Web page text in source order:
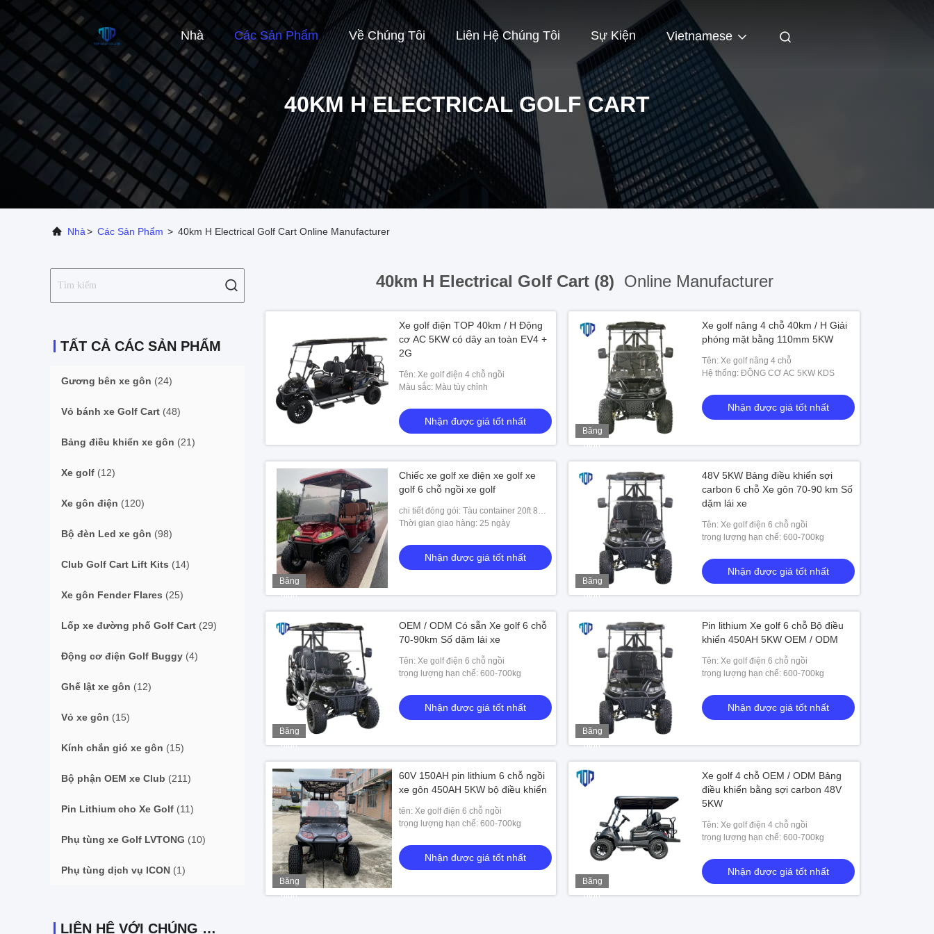
Nhà Các Sản Phẩm Về Chúng Tôi Liên Hệ Chúng Tôi Sự Kiện Vietnamese
40KM H ELECTRICAL GOLF CART
Nhà> Các Sản Phẩm > 40km H Electrical Golf Cart Online Manufacturer
TẤT CẢ CÁC SẢN PHẨM
Gương bên xe gôn (24)
Vỏ bánh xe Golf Cart (48)
Bảng điều khiển xe gôn (21)
Xe golf (12)
Xe gôn điện (120)
Bộ đèn Led xe gôn (98)
Club Golf Cart Lift Kits (14)
Xe gôn Fender Flares (25)
Lốp xe đường phố Golf Cart (29)
Động cơ điện Golf Buggy (4)
Ghế lật xe gôn (12)
Vỏ xe gôn (15)
Kính chắn gió xe gôn (15)
Bộ phận OEM xe Club (211)
Pin Lithium cho Xe Golf (11)
Phụ tùng xe Golf LVTONG (10)
Phụ tùng dịch vụ ICON (1)
LIÊN HỆ VỚI CHÚNG TÔI
40km H Electrical Golf Cart (8) Online Manufacturer
Xe golf điện TOP 40km / H Động
cơ AC 5KW có dây an toàn EV4 +
2G
Tên: Xe golf điện 4 chỗ ngồi
Màu sắc: Màu tùy chỉnh
Nhận được giá tốt nhất
Băng
hình
Xe golf nâng 4 chỗ 40km / H Giải
phóng mặt bằng 110mm 5KW
Tên: Xe golf nâng 4 chỗ
Hệ thống: ĐỘNG CƠ AC 5KW KDS
Nhận được giá tốt nhất
Băng
hình
Chiếc xe golf xe điện xe golf xe
golf 6 chỗ ngồi xe golf
chi tiết đóng gói: Tàu container 20ft 8
chiếc;40HQ:21 chiếc
Thời gian giao hàng: 25 ngày
Nhận được giá tốt nhất
Băng
hình
48V 5KW Bảng điều khiển sợi
carbon 6 chỗ Xe gôn 70-90 km Số
dặm lái xe
Tên: Xe golf điện 6 chỗ ngồi
trọng lượng hạn chế: 600-700kg
Nhận được giá tốt nhất
Băng
hình
OEM / ODM Có sẵn Xe golf 6 chỗ
70-90km Số dặm lái xe
Tên: Xe golf điện 6 chỗ ngồi
trọng lượng hạn chế: 600-700kg
Nhận được giá tốt nhất
Băng
hình
Pin lithium Xe golf 6 chỗ Bộ điều
khiển 450AH 5KW OEM / ODM
Tên: Xe golf điện 6 chỗ ngồi
trọng lượng hạn chế: 600-700kg
Nhận được giá tốt nhất
Băng
hình
60V 150AH pin lithium 6 chỗ ngồi
xe gôn 450AH 5KW bộ điều khiển
tên: Xe golf điện 6 chỗ ngồi
trọng lượng hạn chế: 600-700kg
Nhận được giá tốt nhất
Băng
hình
Xe golf 4 chỗ OEM / ODM Bảng
điều khiển bằng sợi carbon 48V
5KW
Tên: Xe golf điện 4 chỗ ngồi
trọng lượng hạn chế: 600-700kg
Nhận được giá tốt nhất